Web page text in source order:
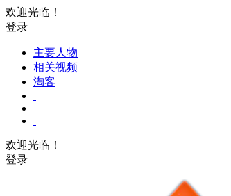
欢迎光临！
登录
主要人物
相关视频
淘客
欢迎光临！
登录